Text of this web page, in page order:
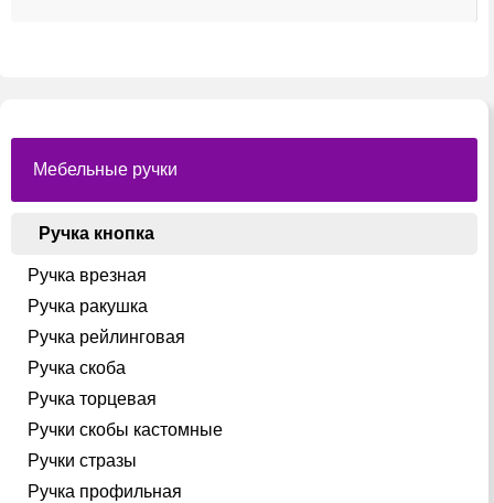
Мебельные ручки
Ручка кнопка
Ручка врезная
Ручка ракушка
Ручка рейлинговая
Ручка скоба
Ручка торцевая
Ручки скобы кастомные
Ручки стразы
Ручка профильная